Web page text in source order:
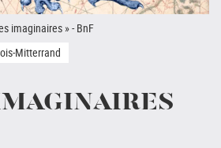
imaginaires » - BnF
Mitterrand